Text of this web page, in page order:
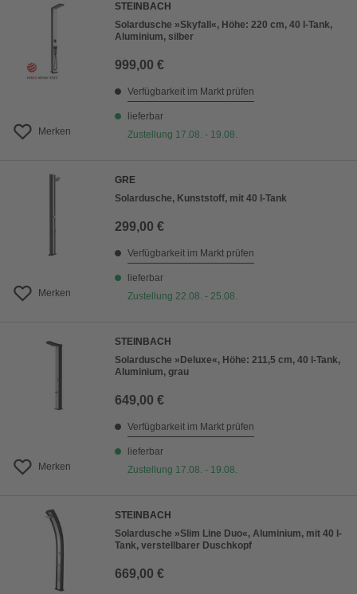
Merken
STEINBACH
Solardusche »Skyfall«, Höhe: 220 cm, 40 l-Tank,
Aluminium, silber
999,00 €
Verfügbarkeit im Markt prüfen
lieferbar
Zustellung 17.08. - 19.08.
Merken
GRE
Solardusche, Kunststoff, mit 40 l-Tank
299,00 €
Verfügbarkeit im Markt prüfen
lieferbar
Zustellung 22.08. - 25.08.
Merken
STEINBACH
Solardusche »Deluxe«, Höhe: 211,5 cm, 40 l-Tank,
Aluminium, grau
649,00 €
Verfügbarkeit im Markt prüfen
lieferbar
Zustellung 17.08. - 19.08.
STEINBACH
Solardusche »Slim Line Duo«, Aluminium, mit 40 l-
Tank, verstellbarer Duschkopf
669,00 €